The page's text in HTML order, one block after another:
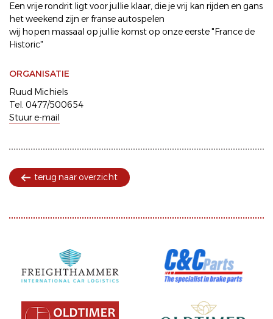
Een vrije rondrit ligt voor jullie klaar, die je vrij kan rijden en gans
het weekend zijn er franse autospelen
wij hopen massaal op jullie komst op onze eerste "France de
Historic"
ORGANISATIE
Ruud Michiels
Tel. 0477/500654
Stuur e-mail
terug naar overzicht